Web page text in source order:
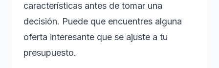
características antes de tomar una
decisión. Puede que encuentres alguna
oferta interesante que se ajuste a tu
presupuesto.